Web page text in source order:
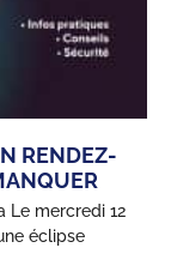
RENDEZ-
Le mercredi 12
éclipse